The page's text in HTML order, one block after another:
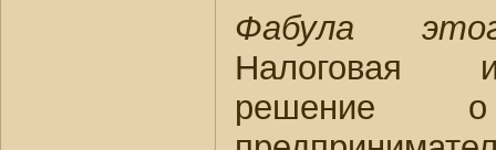
Фабула
Налоговая
решение